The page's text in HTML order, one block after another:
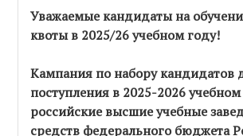
Уважаемые кандидаты на
квоты в 2025/26 учебном году!
Кампания по набору кандидатов
поступления в 2025-2026
российские высшие учебные
средств федерального бюджета